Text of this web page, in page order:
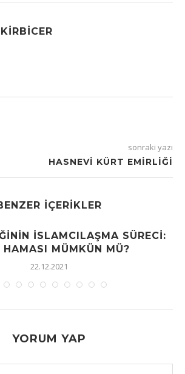
sonraki yazı
HASNEVI KÜRT EMIRLIĞI
İÇERIKLER
İSLAMCILAŞMA SÜRECI:
HAMASI MÜMKÜN MÜ?
22.12.2021
YORUM YAP